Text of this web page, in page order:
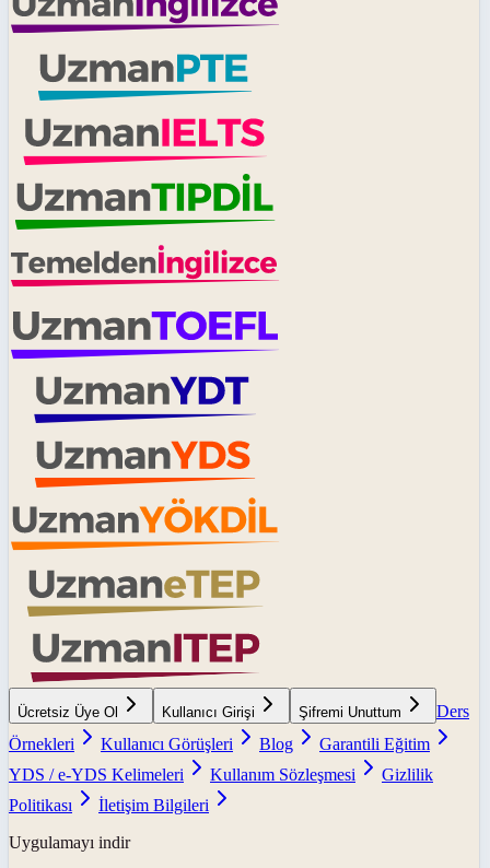
Ücretsiz Üye Ol Kullanıcı Girişi Şifremi Unuttum
Ders
Örnekleri
Kullanıcı Görüşleri Blog
Garantili Eğitim
YDS / e-YDS Kelimeleri
Kullanım Sözleşmesi
Gizlilik
Politikası
İletişim Bilgileri
Uygulamayı indir